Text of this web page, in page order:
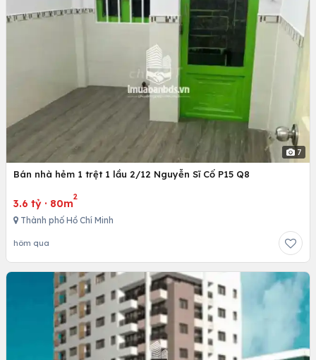
7
Bán nhà hẻm 1 trệt 1 lầu 2/12 Nguyễn Sĩ Cố P15 Q8
3.6 tỷ · 80m
2
Thành phố Hồ Chí Minh
hôm qua